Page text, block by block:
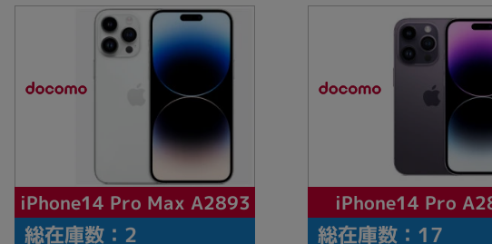
iPhone14 Pro Max A2893
総在庫数：2
iPhone14 Pro
総在庫数：17